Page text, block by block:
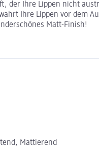
der Ihre Lippen nicht
Ihre Lippen vor dem
Matt-Finish!
Mattierend